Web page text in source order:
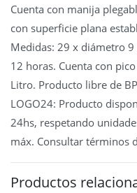
Cuenta con manija
con superficie plana
Medidas: 29 x diámetro
12 horas. Cuenta con
Litro. Producto libre de
LOGO24: Producto
24hs, respetando
máx. Consultar términos
Productos